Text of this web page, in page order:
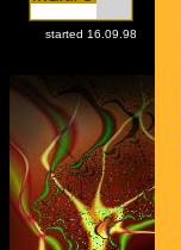
started 16.09.98